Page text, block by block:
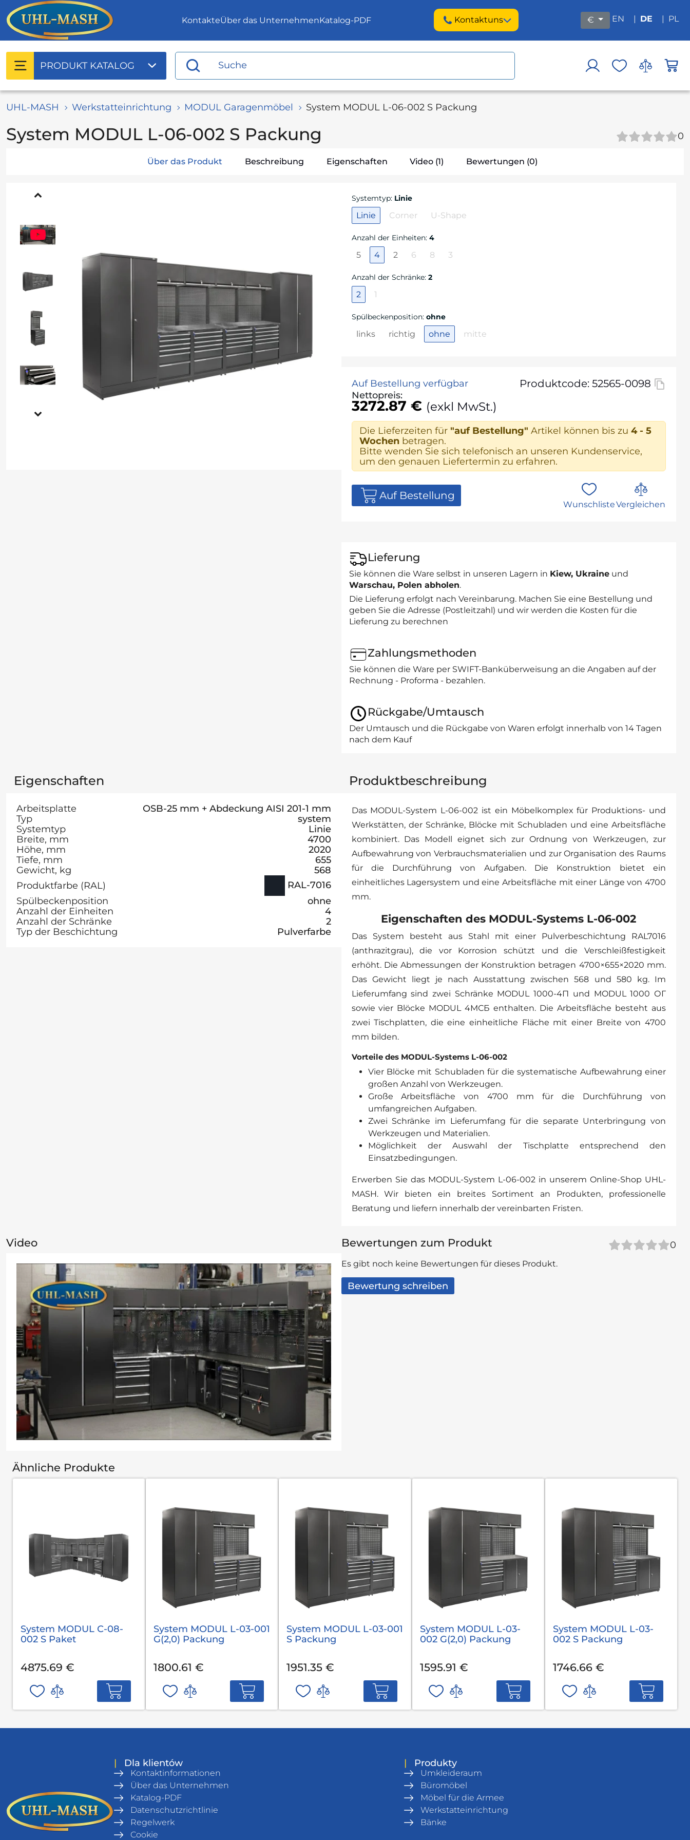
KontakteÜber das UnternehmenKatalog-PDF Kontaktuns € EN | DE | PL
PRODUKT KATALOG
UHL-MASH Werkstatteinrichtung MODUL Garagenmöbel System MODUL L-06-002 S Packung
System MODUL L-06-002 S Packung 0
Über das Produkt Beschreibung Eigenschaften Video (1) Bewertungen (0)
Systemtyp:Linie
Linie Corner U-Shape
Anzahl der Einheiten:4
5 4 2 6 8 3
Anzahl der Schränke:2
2 1
Spülbeckenposition:ohne
links richtig ohne mitte
Auf Bestellung verfügbar Produktcode: 52565-0098
Nettopreis:
3272.87 € (exkl MwSt.)
Die Lieferzeiten für "auf Bestellung" Artikel können bis zu 4 - 5
Wochenbetragen.
Bitte wenden Sie sich telefonisch an unseren Kundenservice,
um den genauen Liefertermin zu erfahren.
Auf Bestellung
WunschlisteVergleichen
Lieferung
Sie können die Ware selbst in unseren Lagern in Kiew, Ukraineund
Warschau, Polen abholen.
Die Lieferung erfolgt nach Vereinbarung. Machen Sie eine Bestellung und
geben Sie die Adresse (Postleitzahl) und wir werden die Kosten für die
Lieferung zu berechnen
Zahlungsmethoden
Sie können die Ware per SWIFT-Banküberweisung an die Angaben auf der
Rechnung - Proforma - bezahlen.
Rückgabe/Umtausch
Der Umtausch und die Rückgabe von Waren erfolgt innerhalb von 14 Tagen
nach dem Kauf
Eigenschaften
Arbeitsplatte
OSB-25 mm + Abdeckung AISI 201-1 mm
Typ
system
Systemtyp
Linie
Breite, mm
4700
Höhe, mm
2020
Tiefe, mm
655
Gewicht, kg
568
Produktfarbe (RAL)
RAL-7016
Spülbeckenposition
ohne
Anzahl der Einheiten
4
Anzahl der Schränke
2
Typ der Beschichtung
Pulverfarbe
Produktbeschreibung
Das MODUL-System L-06-002 ist ein Möbelkomplex für Produktions- und
Werkstätten, der Schränke, Blöcke mit Schubladen und eine Arbeitsfläche
kombiniert. Das Modell eignet sich zur Ordnung von Werkzeugen, zur
Aufbewahrung von Verbrauchsmaterialien und zur Organisation des Raums
für die Durchführung von Aufgaben. Die Konstruktion bietet ein
einheitliches Lagersystem und eine Arbeitsfläche mit einer Länge von 4700
mm.
Eigenschaften des MODUL-Systems L-06-002
Das System besteht aus Stahl mit einer Pulverbeschichtung RAL7016
(anthrazitgrau), die vor Korrosion schützt und die Verschleißfestigkeit
erhöht. Die Abmessungen der Konstruktion betragen 4700×655×2020 mm.
Das Gewicht liegt je nach Ausstattung zwischen 568 und 580 kg. Im
Lieferumfang sind zwei Schränke MODUL 1000-4П und MODUL 1000 ОГ
sowie vier Blöcke MODUL 4МСБ enthalten. Die Arbeitsfläche besteht aus
zwei Tischplatten, die eine einheitliche Fläche mit einer Breite von 4700
mm bilden.
Vorteile des MODUL-Systems L-06-002
Vier Blöcke mit Schubladen für die systematische Aufbewahrung einer
großen Anzahl von Werkzeugen.
Große Arbeitsfläche von 4700 mm für die Durchführung von
umfangreichen Aufgaben.
Zwei Schränke im Lieferumfang für die separate Unterbringung von
Werkzeugen und Materialien.
Möglichkeit der Auswahl der Tischplatte entsprechend den
Einsatzbedingungen.
Erwerben Sie das MODUL-System L-06-002 in unserem Online-Shop UHL-
MASH. Wir bieten ein breites Sortiment an Produkten, professionelle
Beratung und liefern innerhalb der vereinbarten Fristen.
Video Bewertungen zum Produkt 0
Es gibt noch keine Bewertungen für dieses Produkt.
Bewertung schreiben
Ähnliche Produkte
System MODUL С-08-
002 S Paket
4875.69 €
System MODUL L-03-001
G(2,0) Packung
1800.61 €
System MODUL L-03-001
S Packung
1951.35 €
System MODUL L-03-
002 G(2,0) Packung
1595.91 €
System MODUL L-03-
002 S Packung
1746.66 €
| Dla klientów
Kontaktinformationen
Über das Unternehmen
Katalog-PDF
Datenschutzrichtlinie
Regelwerk
Cookie
| Produkty
Umkleideraum
Büromöbel
Möbel für die Armee
Werkstatteinrichtung
Bänke